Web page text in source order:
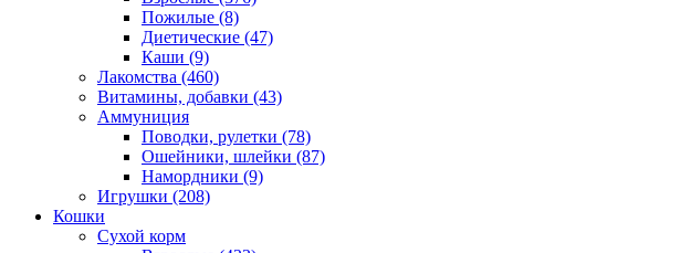
Пожилые (8)
Диетические (47)
Каши (9)
Лакомства (460)
Витамины, добавки (43)
Аммуниция
Поводки, рулетки (78)
Ошейники, шлейки (87)
Намордники (9)
Игрушки (208)
Кошки
Сухой корм